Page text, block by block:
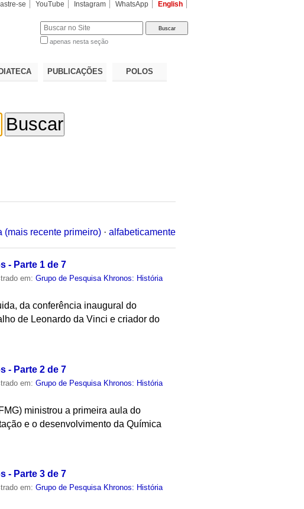
se YouTube Instagram WhatsApp English
apenas nesta seção
PUBLICAÇÕES POLOS
(mais recente primeiro) · alfabeticamente
- Parte 1 de 7
em:Grupo de Pesquisa Khronos: História
da conferência inaugural do
de Leonardo da Vinci e criador do
- Parte 2 de 7
em:Grupo de Pesquisa Khronos: História
ministrou a primeira aula do
e o desenvolvimento da Química
- Parte 3 de 7
em:Grupo de Pesquisa Khronos: História